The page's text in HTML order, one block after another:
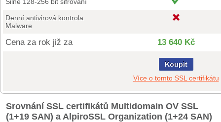
Denní antivirová kontrola
Malware
Cena za rok již za 13 640 Kč
Koupit
Více o tomto SSL certifikátu
Srovnání SSL certifikátů Multidomain OV SSL
(1+19 SAN) a AlpiroSSL Organization (1+24 SAN)